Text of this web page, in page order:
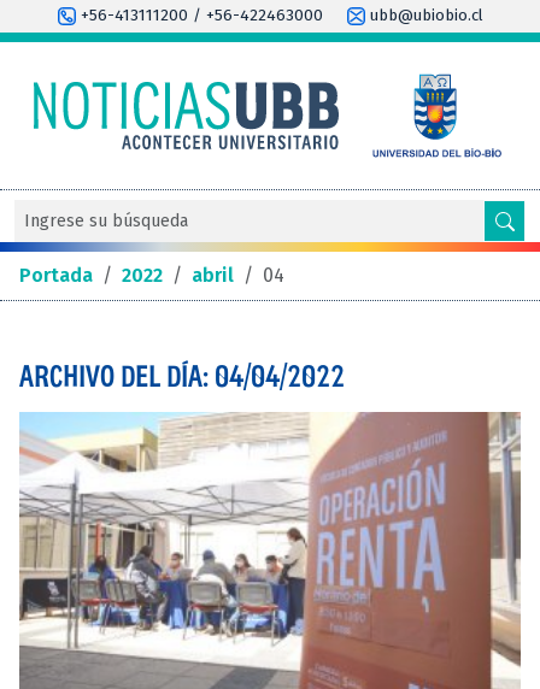
+56-413111200 / +56-422463000 ubb@ubiobio.cl
Portada / 2022 / abril / 04
ARCHIVO DEL DÍA: 04/04/2022